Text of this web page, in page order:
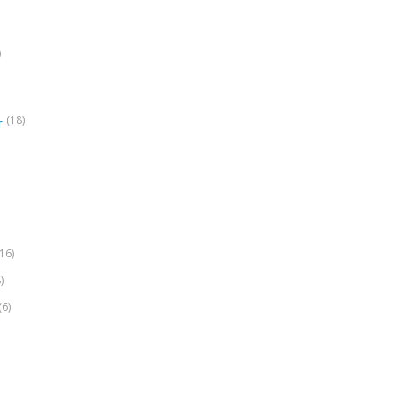
(18)
(6)